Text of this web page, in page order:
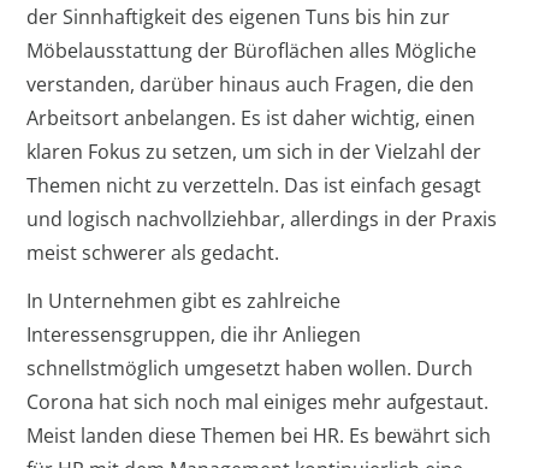
der Sinnhaftigkeit des eigenen Tuns bis hin zur
Möbelausstattung der Büroflächen alles Mögliche
verstanden, darüber hinaus auch Fragen, die den
Arbeitsort anbelangen. Es ist daher wichtig, einen
klaren Fokus zu setzen, um sich in der Vielzahl der
Themen nicht zu verzetteln. Das ist einfach gesagt
und logisch nachvollziehbar, allerdings in der Praxis
meist schwerer als gedacht.
In Unternehmen gibt es zahlreiche
Interessensgruppen, die ihr Anliegen
schnellstmöglich umgesetzt haben wollen. Durch
Corona hat sich noch mal einiges mehr aufgestaut.
Meist landen diese Themen bei HR. Es bewährt sich